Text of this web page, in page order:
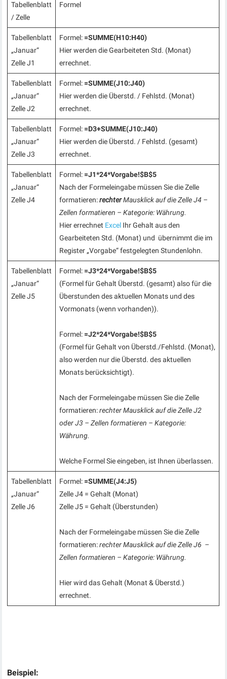
Tabellenblatt
/ Zelle
Formel
Tabellenblatt
„Januar“
Zelle J1
Formel: =SUMME(H10:H40)
Hier werden die Gearbeiteten Std. (Monat)
errechnet.
Tabellenblatt
„Januar“
Zelle J2
Formel: =SUMME(J10:J40)
Hier werden die Überstd. / Fehlstd. (Monat)
errechnet.
Tabellenblatt
„Januar“
Zelle J3
Formel: =D3+SUMME(J10:J40)
Hier werden die Überstd. / Fehlstd. (gesamt)
errechnet.
Tabellenblatt
„Januar“
Zelle J4
Formel: =J1*24*Vorgabe!$B$5
Nach der Formeleingabe müssen Sie die Zelle
formatieren:rechterMausklick auf die Zelle J4 –
Zellen formatieren – Kategorie: Währung.
Hier errechnet Excel Ihr Gehalt aus den
Gearbeiteten Std. (Monat) und übernimmt die im
Register „Vorgabe“ festgelegten Stundenlohn.
Tabellenblatt
„Januar“
Zelle J5
Formel: =J3*24*Vorgabe!$B$5
(Formel für Gehalt Überstd. (gesamt) also für die
Überstunden des aktuellen Monats und des
Vormonats (wenn vorhanden)).
Formel: =J2*24*Vorgabe!$B$5
(Formel für Gehalt von Überstd./Fehlstd. (Monat),
also werden nur die Überstd. des aktuellen
Monats berücksichtigt).
Nach der Formeleingabe müssen Sie die Zelle
formatieren:rechter Mausklick auf die Zelle J2
oder J3 – Zellen formatieren – Kategorie:
Währung.
Welche Formel Sie eingeben, ist Ihnen überlassen.
Tabellenblatt
„Januar“
Zelle J6
Formel: =SUMME(J4:J5)
Zelle J4 = Gehalt (Monat)
Zelle J5 = Gehalt (Überstunden)
Nach der Formeleingabe müssen Sie die Zelle
formatieren:rechter Mausklick auf die Zelle J6 –
Zellen formatieren – Kategorie: Währung.
Hier wird das Gehalt (Monat & Überstd.)
errechnet.
Beispiel: